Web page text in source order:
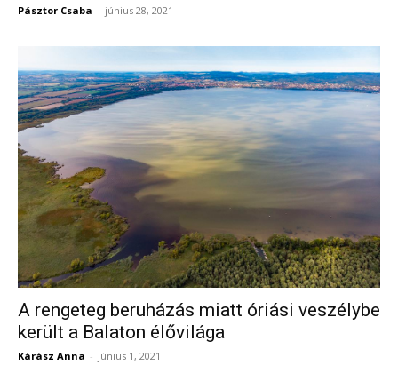
Pásztor Csaba - június 28, 2021
A rengeteg beruházás miatt óriási veszélybe
került a Balaton élővilága
Kárász Anna - június 1, 2021